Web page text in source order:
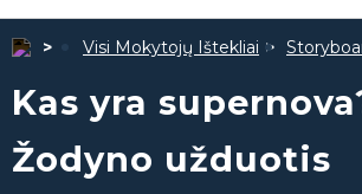
Visi Mokytojų Ištekliai
Kas yra
Žodyno užduotis